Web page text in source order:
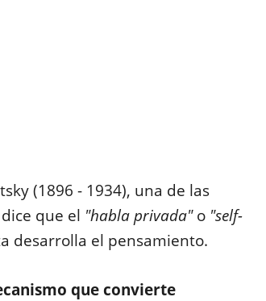
(1896 - 1934), una de las
que el "habla privada"o "self-
desarrolla el pensamiento.
que convierte